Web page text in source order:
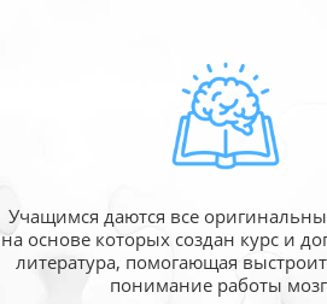
Учащимся даются все
на основе которых создан курс и
литература, помогающая
понимание работы